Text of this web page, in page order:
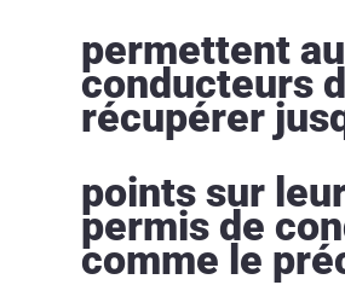
permettent
conducteurs
récupérer
points sur
permis de
comme le